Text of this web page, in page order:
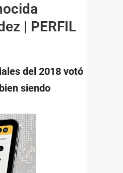
| PERFIL
del 2018 votó
siendo